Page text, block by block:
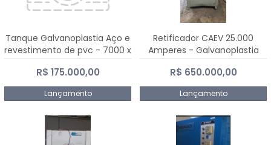
Tanque Galvanoplastia Aço e
revestimento de pvc - 7000 x
2200 mm
R$ 175.000,00
Lançamento
Retificador CAEV 25.000
Amperes - Galvanoplastia
R$ 650.000,00
Lançamento